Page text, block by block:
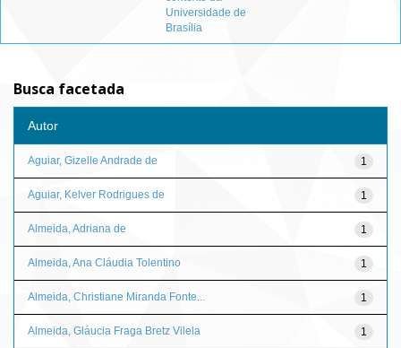
Universidade de
Brasília
Busca facetada
Autor
1
Aguiar, Gizelle Andrade de
1
Aguiar, Kelver Rodrigues de
1
Almeida, Adriana de
1
Almeida, Ana Cláudia Tolentino
1
Almeida, Christiane Miranda Fonte...
1
Almeida, Gláucia Fraga Bretz Vilela